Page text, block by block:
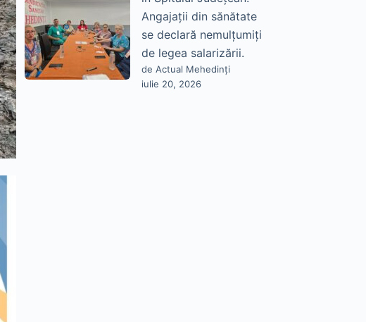
Angajații din sănătate
se declară nemulțumiți
de legea salarizării.
de Actual Mehedinți
iulie 20, 2026